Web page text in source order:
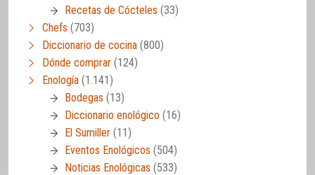
Recetas de Cócteles (33)
Chefs (703)
Diccionario de cocina (800)
Dónde comprar (124)
Enología (1.141)
Bodegas (13)
Diccionario enológico (16)
El Sumiller (11)
Eventos Enológicos (504)
Noticias Enológicas (533)